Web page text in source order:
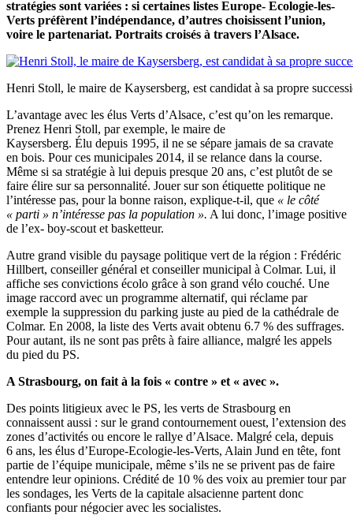
stratégies sont variées : si certaines listes Europe- Ecologie-les-
Verts préfèrent l’indépendance, d’autres choisissent l’union,
voire le partenariat. Portraits croisés à travers l’Alsace.
Henri Stoll, le maire de Kaysersberg, est candidat à sa propre
L’avantage avec les élus Verts d’Alsace, c’est qu’on les remarque.
Prenez Henri Stoll, par exemple, le maire de
Kaysersberg. Élu depuis 1995, il ne se sépare jamais de sa cravate
en bois. Pour ces municipales 2014, il se relance dans la course.
Même si sa stratégie à lui depuis presque 20 ans, c’est plutôt de se
faire élire sur sa personnalité. Jouer sur son étiquette politique ne
l’intéresse pas, pour la bonne raison, explique-t-il, que « le côté
« parti » n’intéresse pas la population ». A lui donc, l’image positive
de l’ex- boy-scout et basketteur.
Autre grand visible du paysage politique vert de la région : Frédéric
Hillbert, conseiller général et conseiller municipal à Colmar. Lui, il
affiche ses convictions écolo grâce à son grand vélo couché. Une
image raccord avec un programme alternatif, qui réclame par
exemple la suppression du parking juste au pied de la cathédrale de
Colmar. En 2008, la liste des Verts avait obtenu 6.7 % des suffrages.
Pour autant, ils ne sont pas prêts à faire alliance, malgré les appels
du pied du PS.
A Strasbourg, on fait à la fois « contre » et « avec ».
Des points litigieux avec le PS, les verts de Strasbourg en
connaissent aussi : sur le grand contournement ouest, l’extension des
zones d’activités ou encore le rallye d’Alsace. Malgré cela, depuis
6 ans, les élus d’Europe-Ecologie-les-Verts, Alain Jund en tête, font
partie de l’équipe municipale, même s’ils ne se privent pas de faire
entendre leur opinions. Crédité de 10 % des voix au premier tour par
les sondages, les Verts de la capitale alsacienne partent donc
confiants pour négocier avec les socialistes.